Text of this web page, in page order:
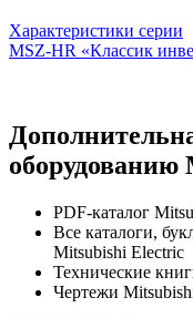
Характеристики серии
MSZ-HR «Классик
PDF-каталог
Все каталоги,
Mitsubishi Electric
Технические
Чертежи